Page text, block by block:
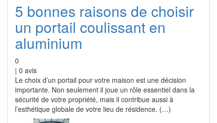
5 bonnes raisons de choisir
un portail coulissant en
aluminium
0
| 0 avis
Le choix d’un portail pour votre maison est une décision
importante. Non seulement il joue un rôle essentiel dans la
sécurité de votre propriété, mais il contribue aussi à
l’esthétique globale de votre lieu de résidence. (…)